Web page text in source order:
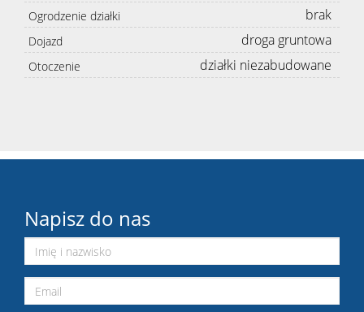
Ogrodzenie działki brak
Dojazd droga gruntowa
Otoczenie działki niezabudowane
Napisz do nas